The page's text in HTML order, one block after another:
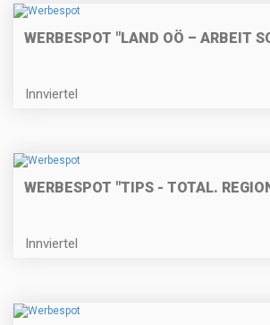
WERBESPOT "LAND OÖ – ARBEIT
Innviertel
WERBESPOT "TIPS - TOTAL.
Innviertel